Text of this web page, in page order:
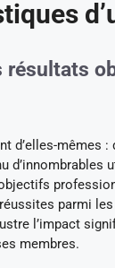
résultats
d’elles-mêmes
d’innombrables
parmi
l’impact
membres.